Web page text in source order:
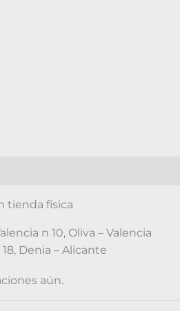
tienda física
n 10, Oliva – Valencia
Denia – Alicante
aún.